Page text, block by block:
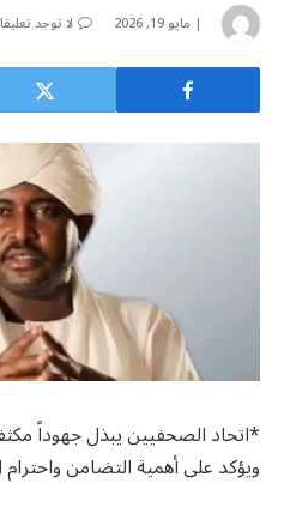
مايو 19, 2026 لا توجد
*​اتحاد الصحفيين يبذل جهوداً
ويؤكد على أهمية التضامن